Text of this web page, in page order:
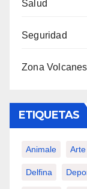
Salud
Seguridad
Zona Volcanes
ETIQUETAS
Animale Arte
Delfina